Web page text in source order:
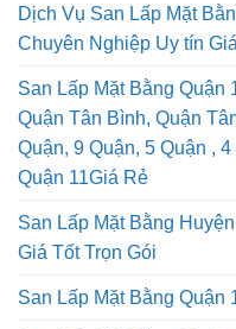
Dịch Vụ San Lấp Mặt
Chuyên Nghiệp Uy tín
San Lấp Mặt Bằng Quận
Quận Tân Bình, Quận
Quận, 9 Quận, 5 Quận ,
Quận 11Giá Rẻ
San Lấp Mặt Bằng
Giá Tốt Trọn Gói
San Lấp Mặt Bằng Quận